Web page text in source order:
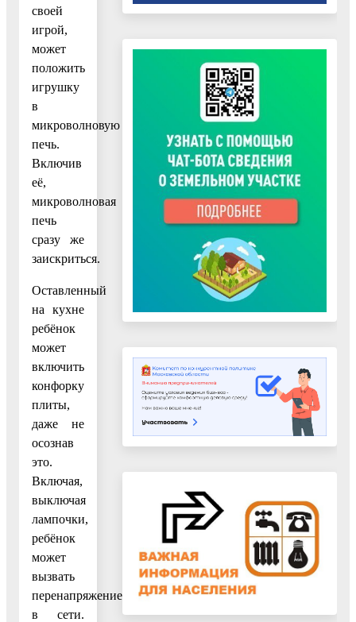
своей
игрой,
может
положить
игрушку
в
микроволновую
печь.
Включив
её,
микроволновая
печь
сразу же
заискриться.
Оставленный
на кухне
ребёнок
может
включить
конфорку
плиты,
даже не
осознав
это.
Включая,
выключая
лампочки,
ребёнок
может
вызвать
перенапряжение
в сети.